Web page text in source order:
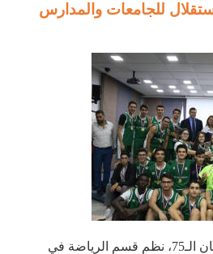
للجامعات والمدارس
تزامناً مع عيد استقلال لبنان الـ75، نظم قسم الرياضة في